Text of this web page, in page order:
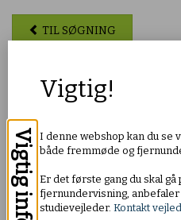
TIL SØGNING
Pris: DKK 550,00
I faget psykologi på B-niveau
fagets stofområder, primært i
normaltfungerende menneske.
menneskets udvikling,
kultur samt psykologiske og
Vigtig info
Vigtig!
I denne webshop kan du se
både fremmøde og
Er det første gang du skal
fjernundervisning, anbefaler
studievejleder. Kontakt